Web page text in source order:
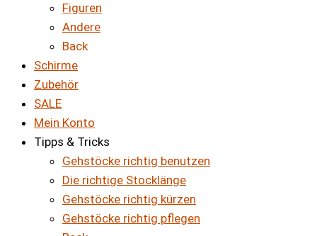
Figuren
Andere
Back
Schirme
Zubehör
SALE
Mein Konto
Tipps & Tricks
Gehstöcke richtig benutzen
Die richtige Stocklänge
Gehstöcke richtig kürzen
Gehstöcke richtig pflegen